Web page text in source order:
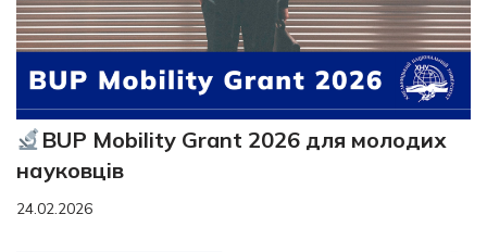
BUP Mobility Grant 2026 для молодих
науковців
24.02.2026